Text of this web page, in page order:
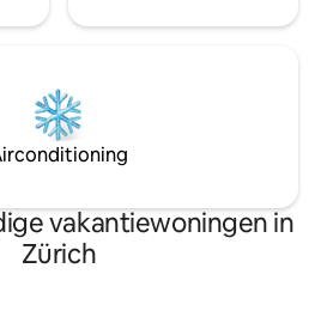
vakantiewoningen in
Zürich